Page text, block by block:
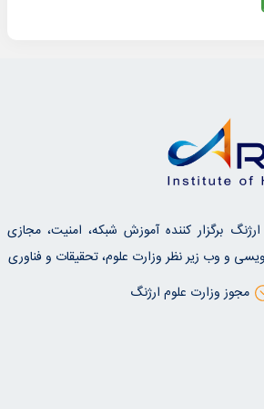
برگزار کننده آموزش شبکه، امنیت، مجازی
و وب زیر نظر وزارت علوم، تحقیقات و فناوری
مجوز وزارت علوم ارژنگ